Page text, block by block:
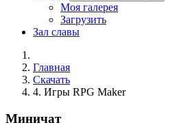
Моя галерея
Загрузить
Зал славы
Главная
Скачать
4. Игры RPG Maker
Миничат